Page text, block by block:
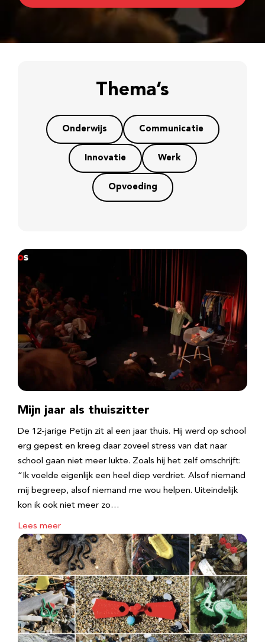
Thema’s
Onderwijs Communicatie
Innovatie Werk
Opvoeding
Mijn jaar als thuiszitter
De 12-jarige Petijn zit al een jaar thuis. Hij werd op school
erg gepest en kreeg daar zoveel stress van dat naar
school gaan niet meer lukte. Zoals hij het zelf omschrijft:
“Ik voelde eigenlijk een heel diep verdriet. Alsof niemand
mij begreep, alsof niemand me wou helpen. Uiteindelijk
kon ik ook niet meer zo…
Lees meer